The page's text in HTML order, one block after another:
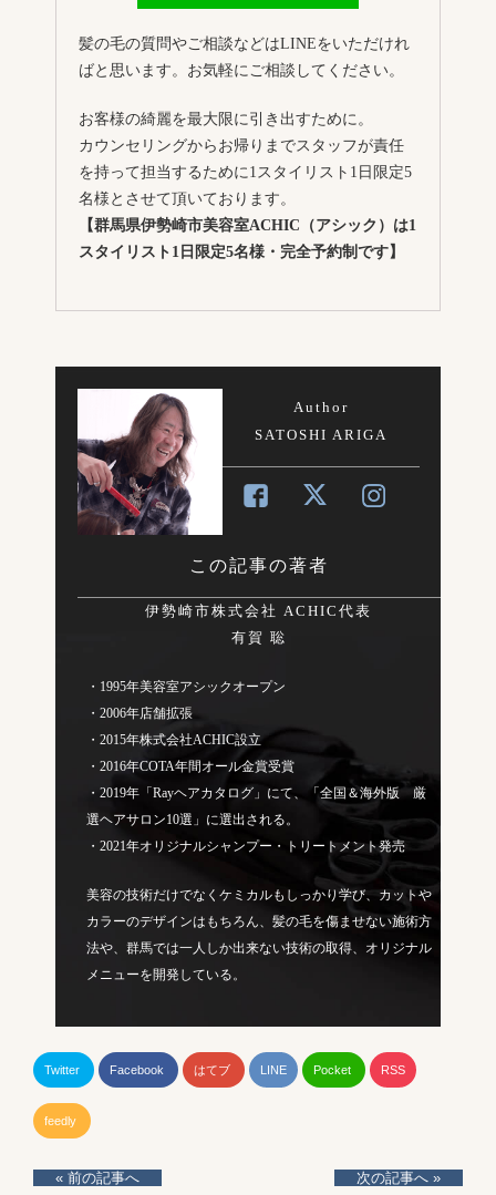
髪の毛の質問やご相談などはLINEをいただけれ
ばと思います。お気軽にご相談してください。
お客様の綺麗を最大限に引き出すために。
カウンセリングからお帰りまでスタッフが責任
を持って担当するために1スタイリスト1日限定5
名様とさせて頂いております。
【群馬県伊勢崎市美容室ACHIC（アシック）は1
スタイリスト1日限定5名様・完全予約制です】
Author
SATOSHI ARIGA
この記事の著者
伊勢崎市株式会社 ACHIC代表
有賀 聡
・1995年美容室アシックオープン
・2006年店舗拡張
・2015年株式会社ACHIC設立
・2016年COTA年間オール金賞受賞
・2019年「Rayヘアカタログ」にて、「全国＆海外版 厳
選ヘアサロン10選」に選出される。
・2021年オリジナルシャンプー・トリートメント発売
美容の技術だけでなくケミカルもしっかり学び、カットや
カラーのデザインはもちろん、髪の毛を傷ませない施術方
法や、群馬では一人しか出来ない技術の取得、オリジナル
メニューを開発している。
Twitter Facebook はてブ LINE Pocket RSS
feedly
« 前の記事へ 次の記事へ »